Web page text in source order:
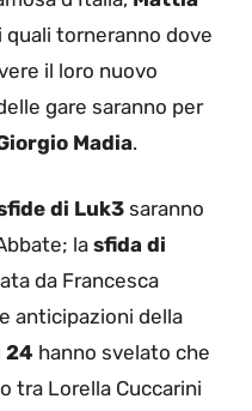
quali torneranno dove
il loro nuovo
gare saranno per
Madia.
di Luk3 saranno
la sfida di
da Francesca
anticipazioni della
24 hanno svelato che
tra Lorella Cuccarini